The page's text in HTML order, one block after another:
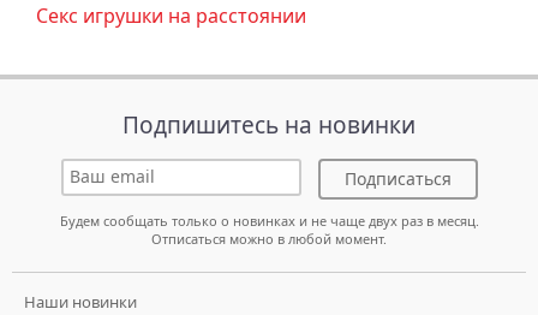
Секс игрушки на расстоянии
Подпишитесь на новинки
Подписаться
Будем сообщать только о новинках и не чаще двух раз в месяц.
Отписаться можно в любой момент.
Наши новинки